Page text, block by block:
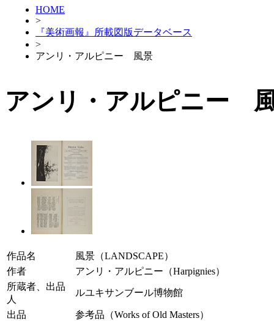
HOME
>
『美術画報』所載図版データベース
>
アンリ・アルピニー 風景
アンリ・アルピニー
作品名
風景（LANDSCAPE）
作者
アンリ・アルピニー（Harpignies）
所蔵者、出品
人
ルユキサンブール博物館
出品
参考品（Works of Old Masters）